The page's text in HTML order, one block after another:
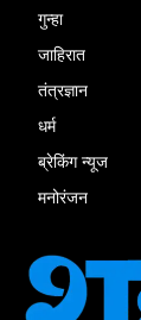
गुन्हा
जाहिरात
तंत्रज्ञान
धर्म
ब्रेकिंग न्यूज
मनोरंजन